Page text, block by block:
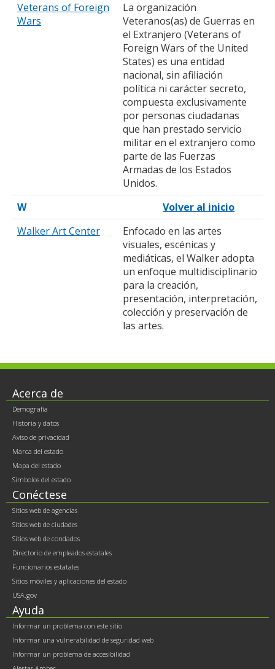
Veterans of Foreign
Wars
La organización
Veteranos(as) de Guerras en
el Extranjero (Veterans of
Foreign Wars of the United
States) es una entidad
nacional, sin afiliación
política ni carácter secreto,
compuesta exclusivamente
por personas ciudadanas
que han prestado servicio
militar en el extranjero como
parte de las Fuerzas
Armadas de los Estados
Unidos.
W
Volver al inicio
Walker Art Center
Enfocado en las artes
visuales, escénicas y
mediáticas, el Walker adopta
un enfoque multidisciplinario
para la creación,
presentación, interpretación,
colección y preservación de
las artes.
Footer
contents
Acerca de
Demografía
Historia y datos
Aviso de privacidad
Marca del estado
Mapa del estado
Símbolos del estado
Conéctese
Sitios web de agencias
Sitios web de ciudades
Sitios web de condados
Directorio de empleados estatales
Funcionarios estatales
Sitios móviles y aplicaciones del estado
USA.gov
Ayuda
Informar un problema con este sitio
Informar una vulnerabilidad de seguridad web
Informar un problema de accesibilidad